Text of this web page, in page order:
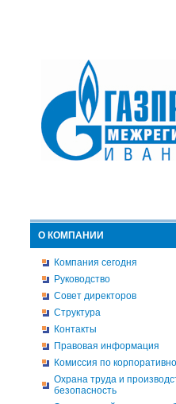
О КОМПАНИИ
Компания сегодня
Руководство
Совет директоров
Структура
Контакты
Правовая информация
Комиссия по
Охрана труда и
безопасность